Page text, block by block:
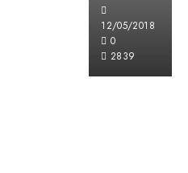
12/05/2018
0
2839